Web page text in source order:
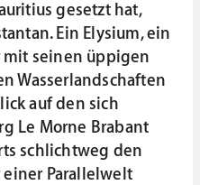
gesetzt hat,
Ein Elysium, ein
mit seinen üppigen
Wasserlandschaften
auf den sich
Le Morne Brabant
schlichtweg den
einer Parallelwelt